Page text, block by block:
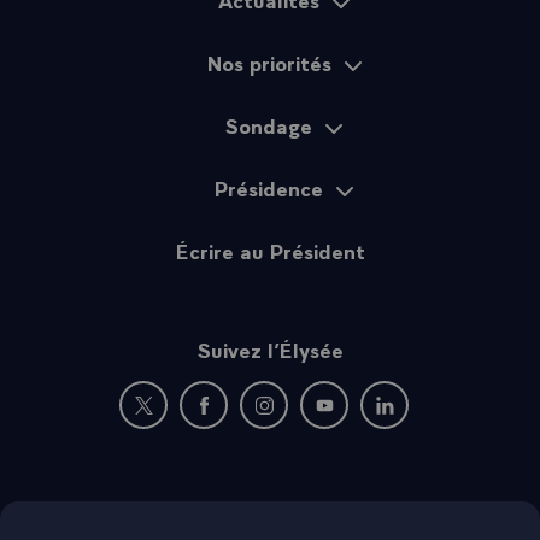
moment parmi vous. Je vous remercie d'être venus
fois répétés mais qui gardent tout leur sens :
Nos priorités
Sondage
Présidence
Écrire au Président
Suivez l’Élysée
Nouvelle fenêtre : rejoignez-nous sur Twitter
Nouvelle fenêtre : rejoignez-nous sur
Nouvelle fenêtre : rejoignez-nous
Nouvelle fenêtre :
Nouvelle fenêtre :